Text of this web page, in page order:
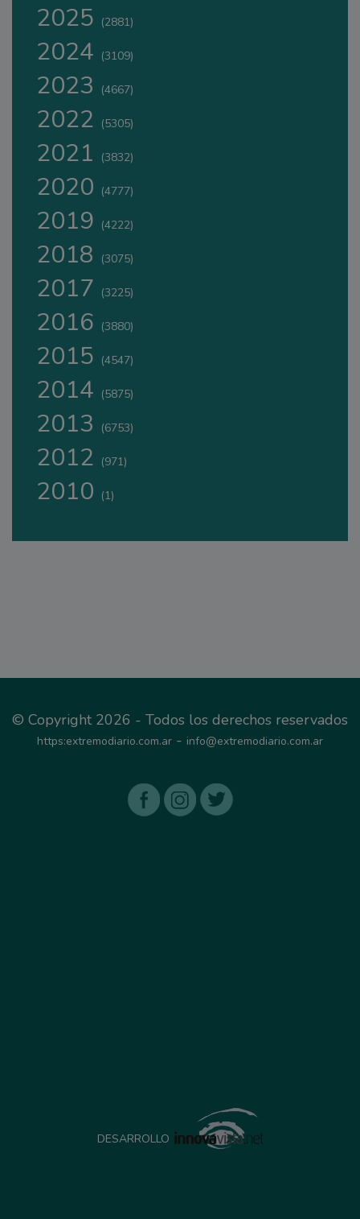
2025 (2881)
2024 (3109)
2023 (4667)
2022 (5305)
2021 (3832)
2020 (4777)
2019 (4222)
2018 (3075)
2017 (3225)
2016 (3880)
2015 (4547)
2014 (5875)
2013 (6753)
2012 (971)
2010 (1)
© Copyright 2026 - Todos los derechos reservados
https:extremodiario.com.ar - info@extremodiario.com.ar
DESARROLLO